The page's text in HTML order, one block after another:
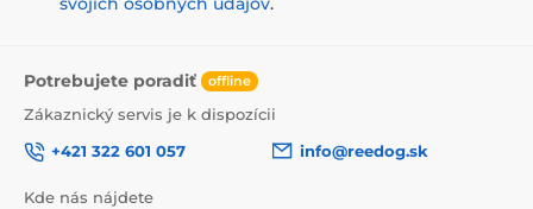
Potrebujete poradiť offline
Zákaznický servis je k dispozícii
+421 322 601 057
info@reedog.sk
Kde nás nájdete